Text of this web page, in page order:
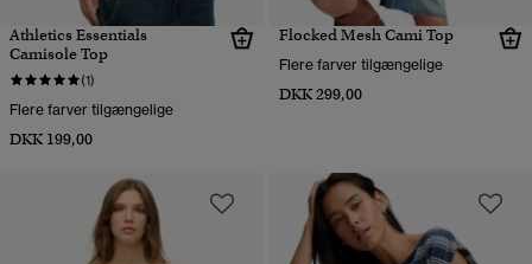
Athletics Essentials
Camisole Top
(1)
Flere farver tilgængelige
DKK 199,00
Flocked Mesh Cami Top
Flere farver tilgængelige
DKK 299,00